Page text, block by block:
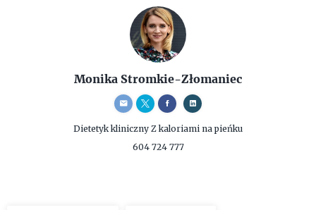
Monika Stromkie-Złomaniec
Dietetyk kliniczny Z kaloriami na pieńku
604 724 777